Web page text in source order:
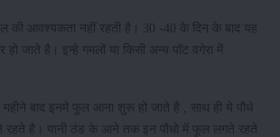
की आवश्यकता नहीं रहती है। 30 -40 के दिन के बाद यह
हो जाते है। इन्हे गमलों या किसी अन्य पॉट वगेरा में
महीने बाद इनमे फूल आना शुरू हो जाते है , साथ ही ये पौधे
रहते है। यानी ठंड के आने तक इन पौधो में फूल लगते रहते